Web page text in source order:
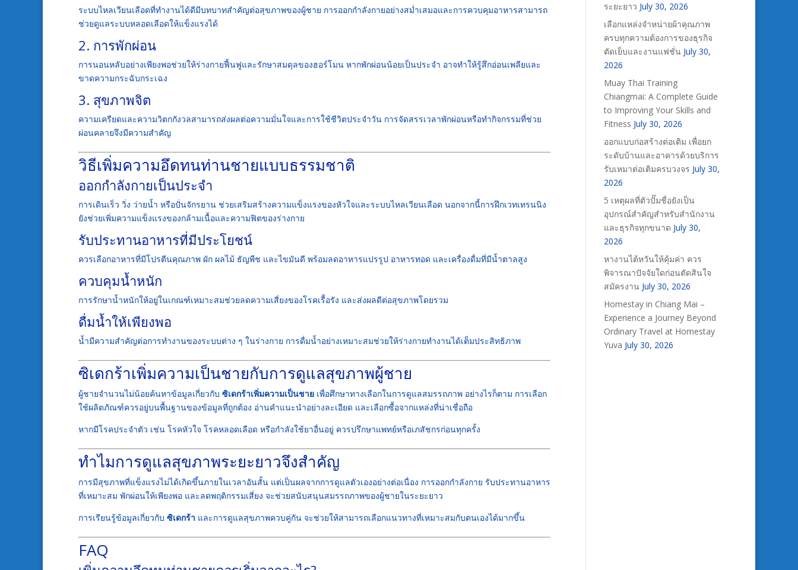
ระบบไหลเวียนเลือดที่ทำงานได้ดีมีบทบาทสำคัญต่อสุขภาพของผู้ชาย การออกกำลังกายอย่างสม่ำเสมอและการควบคุมอาหารสามารถ
ช่วยดูแลระบบหลอดเลือดให้แข็งแรงได้
2. การพักผ่อน
การนอนหลับอย่างเพียงพอช่วยให้ร่างกายฟื้นฟูและรักษาสมดุลของฮอร์โมน หากพักผ่อนน้อยเป็นประจำ อาจทำให้รู้สึกอ่อนเพลียและ
ขาดความกระฉับกระเฉง
3. สุขภาพจิต
ความเครียดและความวิตกกังวลสามารถส่งผลต่อความมั่นใจและการใช้ชีวิตประจำวัน การจัดสรรเวลาพักผ่อนหรือทำกิจกรรมที่ช่วย
ผ่อนคลายจึงมีความสำคัญ
วิธีเพิ่มความอึดทนท่านชายแบบธรรมชาติ
ออกกำลังกายเป็นประจำ
การเดินเร็ว วิ่ง ว่ายน้ำ หรือปั่นจักรยาน ช่วยเสริมสร้างความแข็งแรงของหัวใจและระบบไหลเวียนเลือด นอกจากนี้การฝึกเวทเทรนนิง
ยังช่วยเพิ่มความแข็งแรงของกล้ามเนื้อและความฟิตของร่างกาย
รับประทานอาหารที่มีประโยชน์
ควรเลือกอาหารที่มีโปรตีนคุณภาพ ผัก ผลไม้ ธัญพืช และไขมันดี พร้อมลดอาหารแปรรูป อาหารทอด และเครื่องดื่มที่มีน้ำตาลสูง
ควบคุมน้ำหนัก
การรักษาน้ำหนักให้อยู่ในเกณฑ์เหมาะสมช่วยลดความเสี่ยงของโรคเรื้อรัง และส่งผลดีต่อสุขภาพโดยรวม
ดื่มน้ำให้เพียงพอ
น้ำมีความสำคัญต่อการทำงานของระบบต่าง ๆ ในร่างกาย การดื่มน้ำอย่างเหมาะสมช่วยให้ร่างกายทำงานได้เต็มประสิทธิภาพ
ซิเดกร้าเพิ่มความเป็นชายกับการดูแลสุขภาพผู้ชาย
ผู้ชายจำนวนไม่น้อยค้นหาข้อมูลเกี่ยวกับ ซิเดกร้าเพิ่มความเป็นชาย เพื่อศึกษาทางเลือกในการดูแลสมรรถภาพ อย่างไรก็ตาม การเลือก
ใช้ผลิตภัณฑ์ควรอยู่บนพื้นฐานของข้อมูลที่ถูกต้อง อ่านคำแนะนำอย่างละเอียด และเลือกซื้อจากแหล่งที่น่าเชื่อถือ
หากมีโรคประจำตัว เช่น โรคหัวใจ โรคหลอดเลือด หรือกำลังใช้ยาอื่นอยู่ ควรปรึกษาแพทย์หรือเภสัชกรก่อนทุกครั้ง
ทำไมการดูแลสุขภาพระยะยาวจึงสำคัญ
การมีสุขภาพที่แข็งแรงไม่ได้เกิดขึ้นภายในเวลาอันสั้น แต่เป็นผลจากการดูแลตัวเองอย่างต่อเนื่อง การออกกำลังกาย รับประทานอาหาร
ที่เหมาะสม พักผ่อนให้เพียงพอ และลดพฤติกรรมเสี่ยง จะช่วยสนับสนุนสมรรถภาพของผู้ชายในระยะยาว
การเรียนรู้ข้อมูลเกี่ยวกับ ซิเดกร้า และการดูแลสุขภาพควบคู่กัน จะช่วยให้สามารถเลือกแนวทางที่เหมาะสมกับตนเองได้มากขึ้น
FAQ
ระยะยาว July 30, 2026
เลือกแหล่งจำหน่ายผ้าคุณภาพ
ครบทุกความต้องการของธุรกิจ
ตัดเย็บและงานแฟชั่น July 30,
2026
Muay Thai Training
Chiangmai: A Complete Guide
to Improving Your Skills and
Fitness July 30, 2026
ออกแบบก่อสร้างต่อเติม เพื่อยก
ระดับบ้านและอาคารด้วยบริการ
รับเหมาต่อเติมครบวงจร July 30,
2026
5 เหตุผลที่ตัวปั๊มชื่อยังเป็น
อุปกรณ์สำคัญสำหรับสำนักงาน
และธุรกิจทุกขนาด July 30,
2026
หางานไต้หวันให้คุ้มค่า ควร
พิจารณาปัจจัยใดก่อนตัดสินใจ
สมัครงาน July 30, 2026
Homestay in Chiang Mai –
Experience a Journey Beyond
Ordinary Travel at Homestay
Yuva July 30, 2026